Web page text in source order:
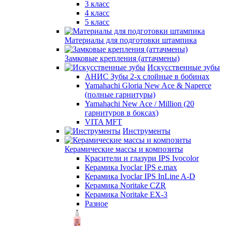
3 класс
4 класс
5 класс
Материалы для подготовки штампика
Замковые крепления (аттачмены)
Искусственные зубы
АНИС Зубы 2-х слойные в бобинах
Yamahachi Gloria New Ace & Naperce
(полные гарнитуры)
Yamahachi New Ace / Million (20
гарнитуров в боксах)
VITA MFT
Инструменты
Керамические массы и композиты
Красители и глазури IPS Ivocolor
Керамика Ivoclar IPS e.max
Керамика Ivoclar IPS InLine A-D
Керамика Noritake CZR
Керамика Noritake EX-3
Разное